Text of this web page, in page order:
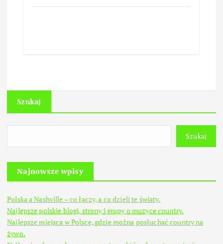
Szukaj
Szukaj
Najnowsze wpisy
Polska a Nashville – co łączy, a co dzieli te światy.
Najlepsze polskie blogi, strony i grupy o muzyce country.
Najlepsze miejsca w Polsce, gdzie można posłuchać country na
żywo.